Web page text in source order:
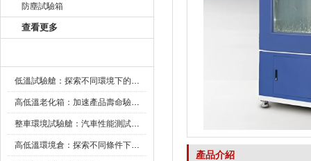
防塵試驗箱
查看更多
低溫試驗艙：探索不同環境下的科技邊界
高低溫老化箱：加速產品壽命驗證的可靠夥伴
整車環境試驗艙：汽車性能測試的設備
高低溫環境倉：探索不同條件下的科學奧秘
產品介紹